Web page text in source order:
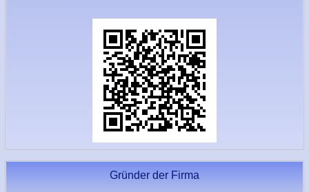
Gründer der Firma